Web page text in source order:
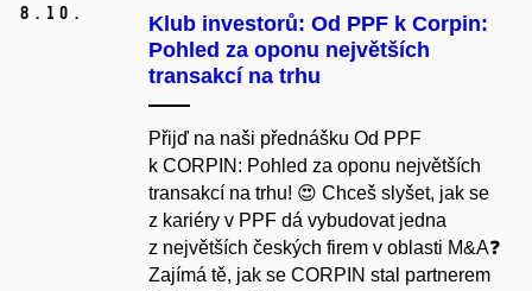
8. 10.
Klub investorů: Od PPF k Corpin:
Pohled za oponu největších
transakcí na trhu
Přijď na naši přednášku Od PPF
k CORPIN: Pohled za oponu největších
transakcí na trhu! 😍 Chceš slyšet, jak se
z kariéry v PPF dá vybudovat jedna
z největších českých firem v oblasti M&A❓
Zajímá tě, jak se CORPIN stal partnerem